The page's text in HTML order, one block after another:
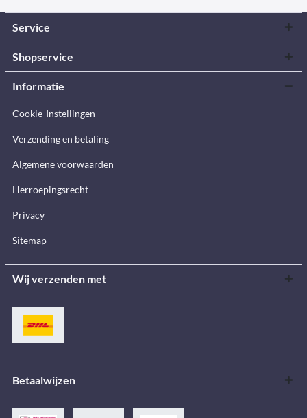
Service
Shopservice
Informatie
Cookie-Instellingen
Verzending en betaling
Algemene voorwaarden
Herroepingsrecht
Privacy
Sitemap
Wij verzenden met
Betaalwijzen